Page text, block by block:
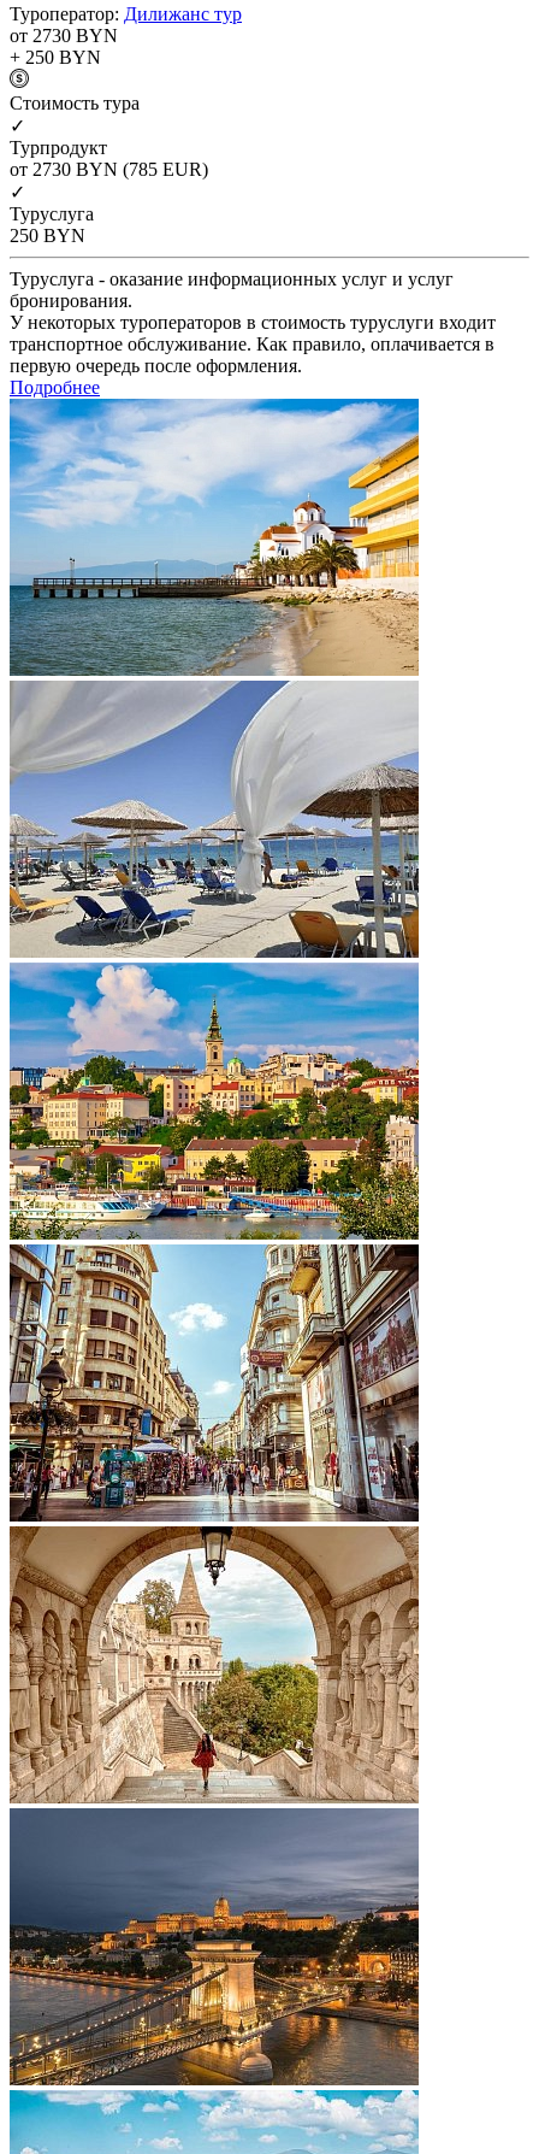
Туроператор: Дилижанс тур
от 2730 BYN
+ 250 BYN
Cтоимость тура
✓
Турпродукт
от 2730 BYN (785 EUR)
✓
Туруслуга
250 BYN
Туруслуга - оказание информационных услуг и услуг
бронирования.
У некоторых туроператоров в стоимость туруслуги входит
транспортное обслуживание. Как правило, оплачивается в
первую очередь после оформления.
Подробнее